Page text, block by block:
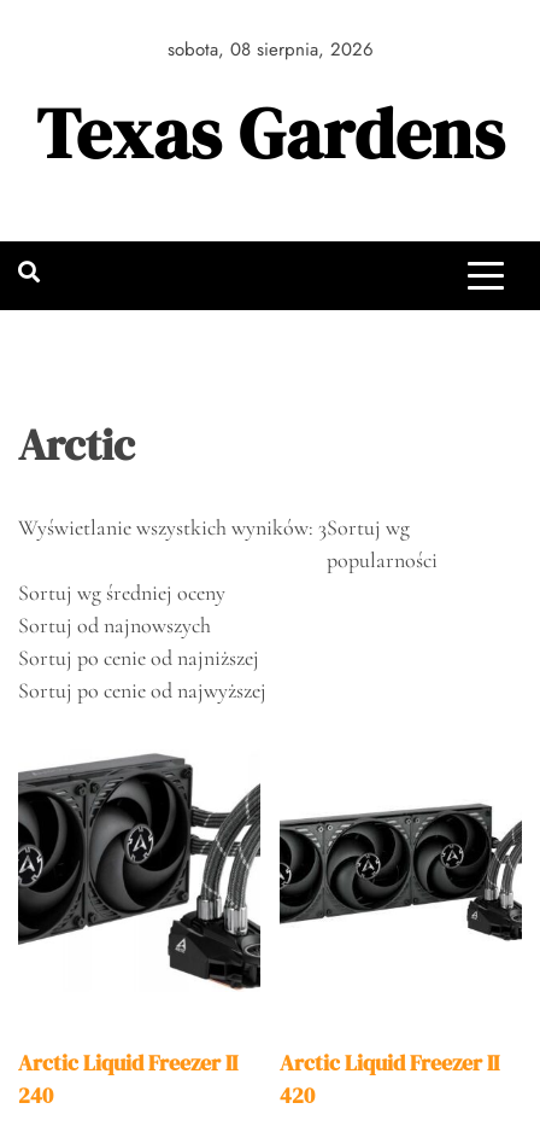
sobota, 08 sierpnia, 2026
Texas Gardens
Arctic
Wyświetlanie wszystkich wyników: 3Sortuj wg
popularności
Sortuj wg średniej oceny
Sortuj od najnowszych
Sortuj po cenie od najniższej
Sortuj po cenie od najwyższej
Arctic Liquid Freezer II
240
Arctic Liquid Freezer II
420